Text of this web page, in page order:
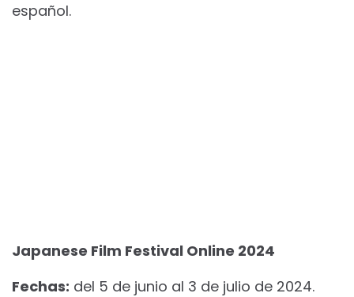
español.
Japanese Film Festival Online 2024
Fechas: del 5 de junio al 3 de julio de 2024.